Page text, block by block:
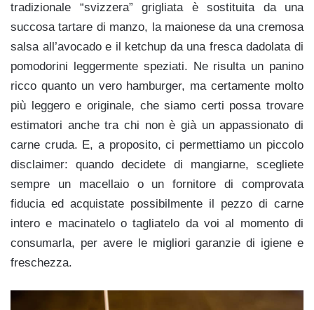
tradizionale “svizzera” grigliata è sostituita da una
succosa tartare di manzo, la maionese da una cremosa
salsa all’avocado e il ketchup da una fresca dadolata di
pomodorini leggermente speziati. Ne risulta un panino
ricco quanto un vero hamburger, ma certamente molto
più leggero e originale, che siamo certi possa trovare
estimatori anche tra chi non è già un appassionato di
carne cruda. E, a proposito, ci permettiamo un piccolo
disclaimer: quando decidete di mangiarne, scegliete
sempre un macellaio o un fornitore di comprovata
fiducia ed acquistate possibilmente il pezzo di carne
intero e macinatelo o tagliatelo da voi al momento di
consumarla, per avere le migliori garanzie di igiene e
freschezza.